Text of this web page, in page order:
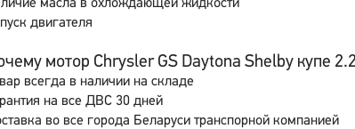
масла в охлождающей жидкости
двигателя
мотор Chrysler GS Daytona Shelby купе
всегда в наличии на складе
на все ДВС 30 дней
во все города Беларуси транспорной компанией